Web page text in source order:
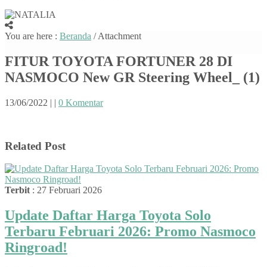
You are here : Beranda / Attachment
FITUR TOYOTA FORTUNER 28 DI
NASMOCO New GR Steering Wheel_ (1)
13/06/2022 | | 0 Komentar
Related Post
Terbit : 27 Februari 2026
Update Daftar Harga Toyota Solo
Terbaru Februari 2026: Promo Nasmoco
Ringroad!